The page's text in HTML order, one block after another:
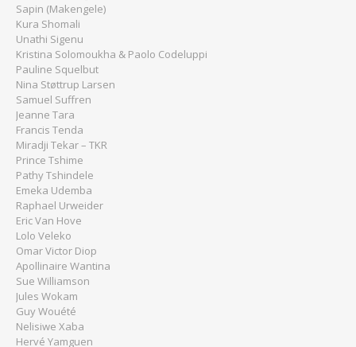
Sapin (Makengele)
Kura Shomali
Unathi Sigenu
Kristina Solomoukha & Paolo Codeluppi
Pauline Squelbut
Nina Støttrup Larsen
Samuel Suffren
Jeanne Tara
Francis Tenda
Miradji Tekar – TKR
Prince Tshime
Pathy Tshindele
Emeka Udemba
Raphael Urweider
Eric Van Hove
Lolo Veleko
Omar Victor Diop
Apollinaire Wantina
Sue Williamson
Jules Wokam
Guy Wouété
Nelisiwe Xaba
Hervé Yamguen